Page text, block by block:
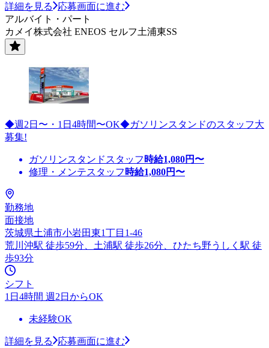
詳細を見る
応募画面に進む
アルバイト・パート
カメイ株式会社 ENEOS セルフ土浦東SS
◆週2日〜・1日4時間〜OK◆ガソリンスタンドのスタッフ大
募集!
ガソリンスタンドスタッフ 時給1,080円〜
修理・メンテスタッフ 時給1,080円〜
勤務地
面接地
茨城県土浦市小岩田東1丁目1-46
荒川沖駅 徒歩59分、土浦駅 徒歩26分、ひたち野うしく駅 徒
歩93分
シフト
1日4時間 週2日からOK
未経験OK
詳細を見る
応募画面に進む